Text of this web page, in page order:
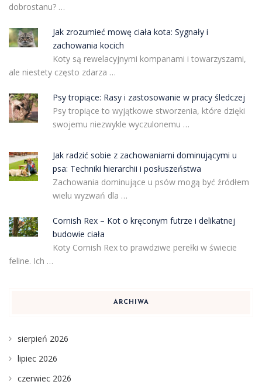
dobrostanu? …
Jak zrozumieć mowę ciała kota: Sygnały i
zachowania kocich
Koty są rewelacyjnymi kompanami i towarzyszami,
ale niestety często zdarza …
Psy tropiące: Rasy i zastosowanie w pracy śledczej
Psy tropiące to wyjątkowe stworzenia, które dzięki
swojemu niezwykle wyczulonemu …
Jak radzić sobie z zachowaniami dominującymi u
psa: Techniki hierarchii i posłuszeństwa
Zachowania dominujące u psów mogą być źródłem
wielu wyzwań dla …
Cornish Rex – Kot o kręconym futrze i delikatnej
budowie ciała
Koty Cornish Rex to prawdziwe perełki w świecie
feline. Ich …
ARCHIWA
sierpień 2026
lipiec 2026
czerwiec 2026